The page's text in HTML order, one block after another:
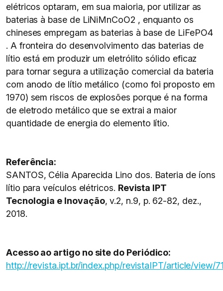
elétricos optaram, em sua maioria, por utilizar as
baterias à base de LiNiMnCoO2 , enquanto os
chineses empregam as baterias à base de LiFePO4
. A fronteira do desenvolvimento das baterias de
lítio está em produzir um eletrólito sólido eficaz
para tornar segura a utilização comercial da bateria
com anodo de lítio metálico (como foi proposto em
1970) sem riscos de explosões porque é na forma
de eletrodo metálico que se extrai a maior
quantidade de energia do elemento lítio.
Referência:
SANTOS, Célia Aparecida Lino dos. Bateria de íons
lítio para veículos elétricos. Revista IPT
Tecnologia e Inovação, v.2, n.9, p. 62-82, dez.,
2018.
Acesso ao artigo no site do Periódico:
http://revista.ipt.br/index.php/revistaIPT/article/view/